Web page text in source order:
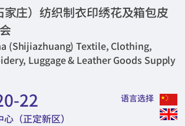
家庄）纺织制衣印绣花及箱包皮
(Shijiazhuang) Textile, Clothing,
Luggage & Leather Goods Supply
22
（正定新区）
语言选择